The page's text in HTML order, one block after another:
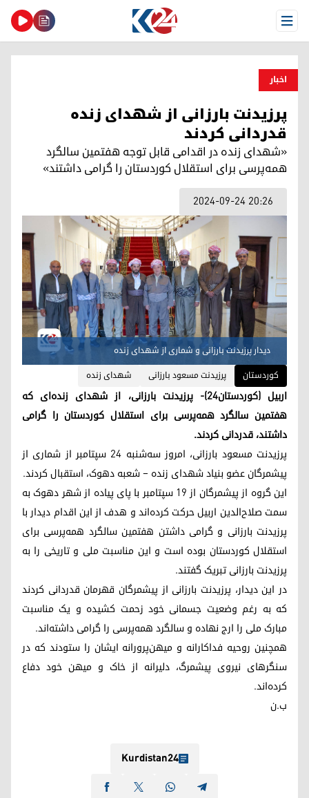
Open Menu
اخبار
پرزیدنت بارزانی از شهدای زنده
قدردانی کردند
‌«شهدای زنده در اقدامی قابل توجه هفتمین سالگرد
همه‌پرسی برای استقلال کوردستان را گرامی داشتند»
2024-09-24 20:26
دیدار پرزیدنت بارزانی و شماری از شهدای زنده
کوردستان
پرزیدنت مسعود بارزانی شهدای زنده
اربیل (کوردستان٢٤)- پرزیدنت بارزانی، از شهدای زنده‌ای که
هفتمین سالگرد همه‌پرسی برای استقلال کوردستان را گرامی
داشتند، قدردانی کردند.
پرزیدنت مسعود بارزانی، امروز سه‌شنبه ۲۴ سپتامبر از شماری از
پیشمرگان عضو بنیاد شهدای زنده – شعبه دهوک، استقبال کردند.
این گروه از پیشمرگان از ۱۹ سپتامبر با پای پیاده از شهر دهوک به
سمت صلاح‌الدین اربیل حرکت کرده‌اند و هدف از این اقدام دیدار با
پرزیدنت بارزانی و گرامی داشتن هفتمین سالگرد همه‌پرسی برای
استقلال کوردستان بوده است و این مناسبت ملی و تاریخی را به
پرزیدنت بارزانی تبریک گفتند.
در این دیدار، پرزیدنت بارزانی از پیشمرگان قهرمان قدردانی کردند
که به رغم وضعیت جسمانی خود زحمت کشیده و یک مناسبت
مبارک ملی را ارج نهاده و سالگرد همه‌پرسی را گرامی داشته‌اند.
همچنین روحیه فداکارانه و میهن‌پرورانه ایشان را ستودند که در
سنگرهای نیروی پیشمرگ، دلیرانه از خاک و میهن خود دفاع
کرده‌اند.
ب.ن
Kurdistan24